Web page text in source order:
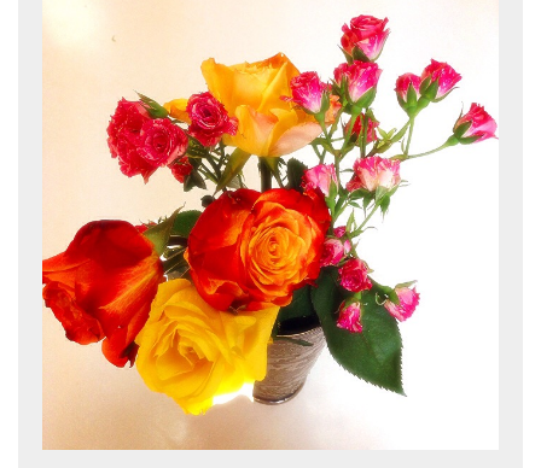
プレミアム・ティンシャ（L・M）
ベーシック・ティンシャ（4種）
ティンシャケース
チベット・真マントラ香
お香定期購入（ラクとくサブスク）
チベット高僧のオラクルカード
ベル＆ドルジェ
シンギングボウル入門本・CD